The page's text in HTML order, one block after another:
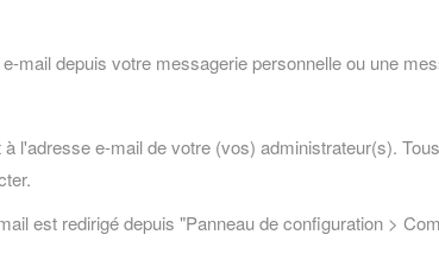
mail depuis votre messagerie personnelle ou une
l'adresse e-mail de votre (vos) administrateur(s).
est redirigé depuis "Panneau de configuration >